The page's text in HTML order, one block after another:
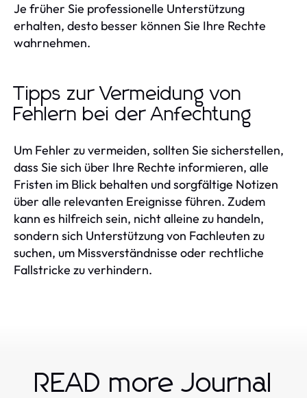
Je früher Sie professionelle Unterstützung
erhalten, desto besser können Sie Ihre Rechte
wahrnehmen.
Tipps zur Vermeidung von
Fehlern bei der Anfechtung
Um Fehler zu vermeiden, sollten Sie sicherstellen,
dass Sie sich über Ihre Rechte informieren, alle
Fristen im Blick behalten und sorgfältige Notizen
über alle relevanten Ereignisse führen. Zudem
kann es hilfreich sein, nicht alleine zu handeln,
sondern sich Unterstützung von Fachleuten zu
suchen, um Missverständnisse oder rechtliche
Fallstricke zu verhindern.
READ more Journal